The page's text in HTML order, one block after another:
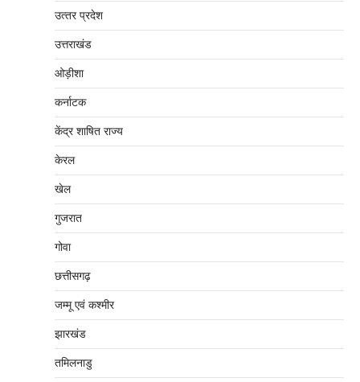
उत्‍तर प्रदेश
उत्तराखंड
ओड़ीशा
कर्नाटक
केंद्र शाषित राज्य
केरल
खेल
गुजरात
गोवा
छत्तीसगढ़
जम्‍मू एवं कश्‍मीर
झारखंड
तमिलनाडु